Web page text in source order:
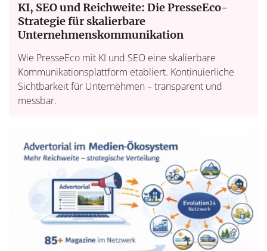
KI, SEO und Reichweite: Die PresseEco-
Strategie für skalierbare
Unternehmenskommunikation
Wie PresseEco mit KI und SEO eine skalierbare
Kommunikationsplattform etabliert. Kontinuierliche
Sichtbarkeit für Unternehmen – transparent und
messbar.